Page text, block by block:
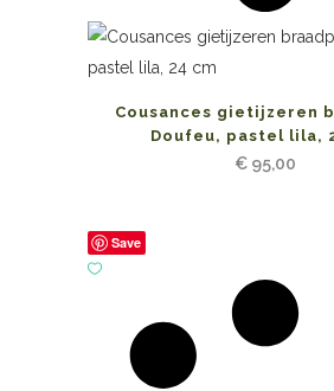
Cousances gietijzeren
Doufeu, pastel lila,
€ 95,00
Save